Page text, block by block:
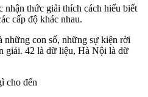
nhận thức giải thích cách hiểu biết
cấp độ khác nhau.
con số, những sự kiện rời
giải. 42 là dữ liệu, Hà Nội là dữ
cho đến